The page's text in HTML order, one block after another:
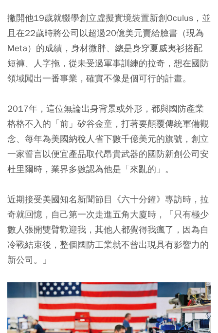
撇開他19歲就輟學創立虛擬實境裝置新創Oculus，並
且在22歲時將公司以超過20億美元賣給臉書（現為
Meta）的成績，身材微胖、總是身穿夏威夷衫搭配
短褲、人字拖，從未受過軍事訓練的拉奇，想在國防
領域闖出一番事業，確實不像是個可行的計畫。
2017年，這位無論出身背景或外形，都與國防產業
格格不入的「前」矽谷金童，打著要顛覆傳統軍備觀
念、每年為美國納稅人省下數千億美元的旗號，創立
一家誓言以便宜產品取代昂貴武器的國防新創公司安
杜里爾時，業界多數認為他是「來亂的」。
近期接受美國知名新聞節目《六十分鐘》專訪時，拉
奇就回憶，自己第一次走進五角大廈時，「只有極少
數人張開雙臂歡迎我，其他人都覺得我瘋了，因為自
冷戰結束後，整個國防工業就不曾出現具有影響力的
新公司。」